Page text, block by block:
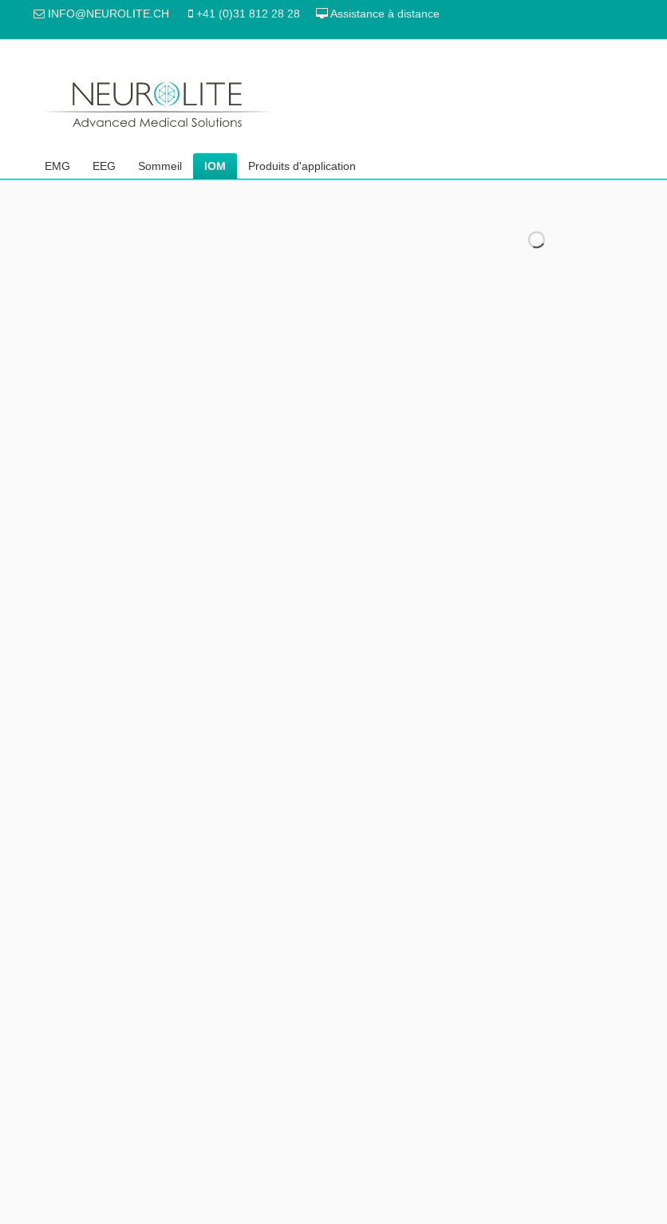
INFO@NEUROLITE.CH +41 (0)31 812 28 28 Assistance à distance
EMG EEG Sommeil IOM Produits d'application